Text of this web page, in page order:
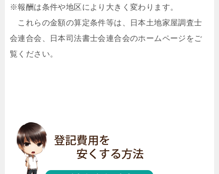
※報酬は条件や地区により大きく変わります。
これらの金額の算定条件等は、日本土地家屋調査士
会連合会、日本司法書士会連合会のホームページをご
覧ください。